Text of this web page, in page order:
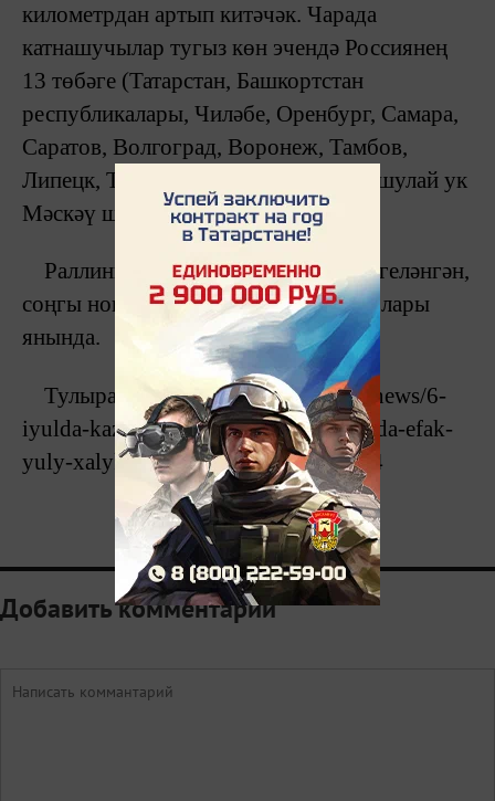
километрдан артып китәчәк. Чарада
катнашучылар тугыз көн эчендә Россиянең
13 төбәге (Татарстан, Башкортстан
республикалары, Чиләбе, Оренбург, Самара,
Саратов, Волгоград, Воронеж, Тамбов,
Липецк, Тула һәм Мәскәү өлкәләре, шулай ук
Мәскәү шәһәре) аша үтәчәк.
Раллиның финишы 15 июльгә билгеләнгән,
соңгы нокта – Мәскәү Кремле диварлары
янында.
Тулырак: https://tatar-inform.tatar/news/6-
iyulda-kazannyn-menellyk-maidanynda-efak-
yuly-xalykara-rallie-start-ala-5873254
0
Добавить комментарий